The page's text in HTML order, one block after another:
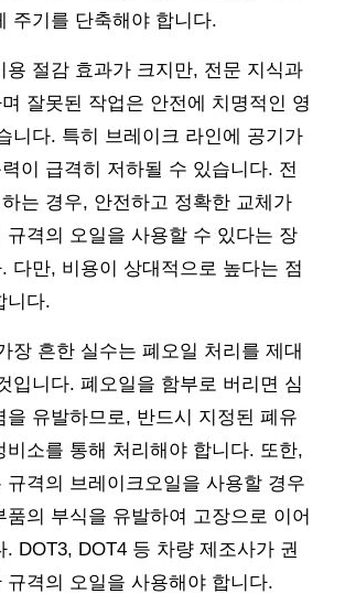
주기를 단축해야 합니다.
용 절감 효과가 크지만, 전문 지식과
잘못된 작업은 안전에 치명적인 영
니다. 특히 브레이크 라인에 공기가
이 급격히 저하될 수 있습니다. 전
는 경우, 안전하고 정확한 교체가
규격의 오일을 사용할 수 있다는 장
다만, 비용이 상대적으로 높다는 점
니다.
장 흔한 실수는 폐오일 처리를 제대
입니다. 폐오일을 함부로 버리면 심
을 유발하므로, 반드시 지정된 폐유
비소를 통해 처리해야 합니다. 또한,
규격의 브레이크오일을 사용할 경우
품의 부식을 유발하여 고장으로 이어
. DOT3, DOT4 등 차량 제조사가 권
규격의 오일을 사용해야 합니다.